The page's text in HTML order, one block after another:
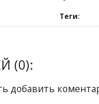
Теги:
(0):
добавить